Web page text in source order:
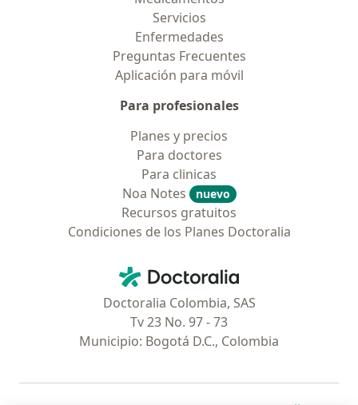
Servicios
Enfermedades
Preguntas Frecuentes
Aplicación para móvil
Para profesionales
Planes y precios
Para doctores
Para clinicas
Noa Notes
nuevo
Recursos gratuitos
Condiciones de los Planes Doctoralia
Doctoralia - Página de inicio
Doctoralia Colombia, SAS
Tv 23 No. 97 - 73
Municipio: Bogotá D.C., Colombia